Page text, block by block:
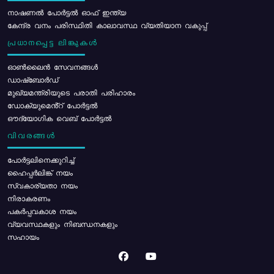
നാഷണൽ പോർട്ടൽ ഓഫ് ഇന്ത്യ
കേന്ദ്ര വനം പരിസ്ഥിതി കാലാവസ്ഥ വ്യതിയാന വകുപ്പ്
പ്രധാനപ്പെട്ട ലിങ്കുകൾ
ഓൺലൈൻ സേവനങ്ങൾ
ഡാഷ്ബോർഡ്
മുഖ്യമന്ത്രിയുടെ പരാതി പരിഹാരം
ഡോക്യുമെൻ്റ് പോർട്ടൽ
ഔദ്യോഗിക വെബ് പോർട്ടൽ
വിവരങ്ങൾ
പോര്‍ട്ടലിനെക്കുറിച്ച്
ഹൈപ്പർലിങ്ക് നയം
സ്വകാര്യതാ നയം
നിരാകരണം
പകർപ്പവകാശ നയം
വ്യവസ്ഥകളും നിബന്ധനകളും
സഹായം